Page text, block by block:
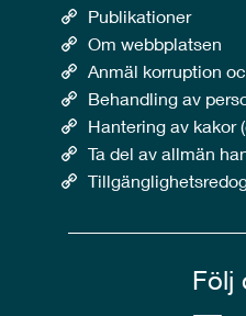
Publikationer
Om webbplatsen
Anmäl korruption
Behandling av
Hantering av kakor
Ta del av allmän
Följ